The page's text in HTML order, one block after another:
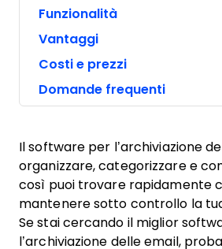
Funzionalità
Vantaggi
Costi e prezzi
Domande frequenti
Il software per l’archiviazione
organizzare, categorizzare e
così puoi trovare rapidamente
mantenere sotto controllo la
Se stai cercando il miglior
l’archiviazione delle email,